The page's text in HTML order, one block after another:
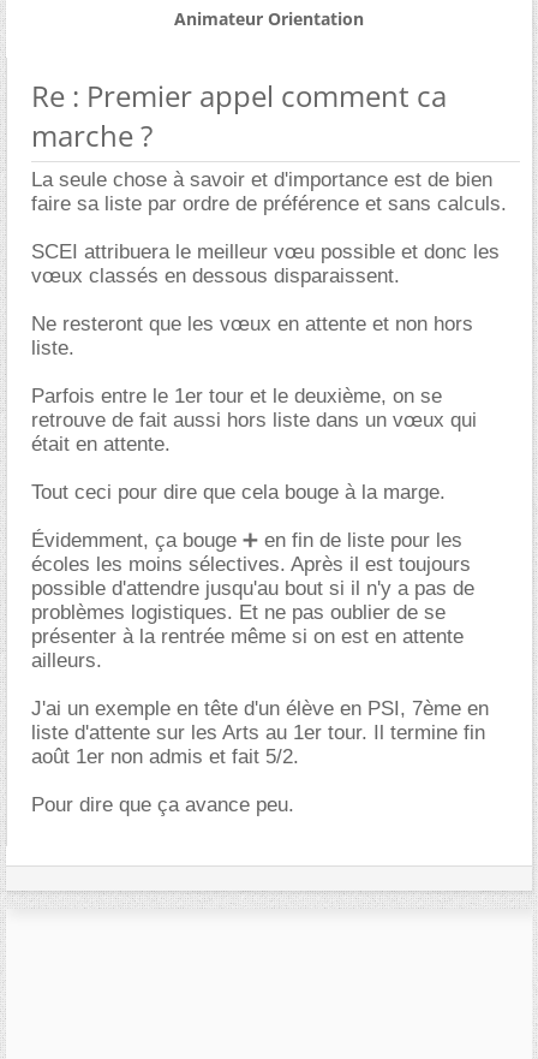
Animateur Orientation
Re : Premier appel comment ca
marche ?
La seule chose à savoir et d'importance est de bien
faire sa liste par ordre de préférence et sans calculs.
SCEI attribuera le meilleur vœu possible et donc les
vœux classés en dessous disparaissent.
Ne resteront que les vœux en attente et non hors
liste.
Parfois entre le 1er tour et le deuxième, on se
retrouve de fait aussi hors liste dans un vœux qui
était en attente.
Tout ceci pour dire que cela bouge à la marge.
Évidemment, ça bouge ➕️ en fin de liste pour les
écoles les moins sélectives. Après il est toujours
possible d'attendre jusqu'au bout si il n'y a pas de
problèmes logistiques. Et ne pas oublier de se
présenter à la rentrée même si on est en attente
ailleurs.
J'ai un exemple en tête d'un élève en PSI, 7ème en
liste d'attente sur les Arts au 1er tour. Il termine fin
août 1er non admis et fait 5/2.
Pour dire que ça avance peu.